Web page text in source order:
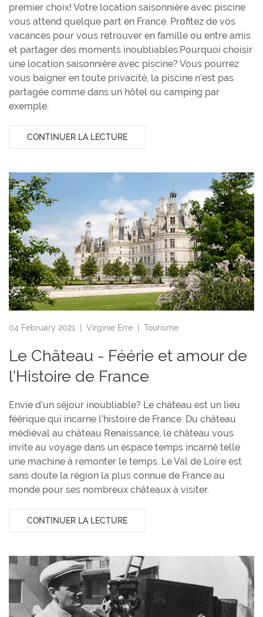
premier choix! Votre location saisonnière avec piscine
vous attend quelque part en France. Profitez de vos
vacances pour vous retrouver en famille ou entre amis
et partager des moments inoubliables.Pourquoi choisir
une location saisonnière avec piscine? Vous pourrez
vous baigner en toute privacité, la piscine n’est pas
partagée comme dans un hôtel ou camping par
exemple.
CONTINUER LA LECTURE
04 February 2021 | Virginie Erre Tourisme
Le Château - Féérie et amour de
l’Histoire de France
Envie d’un séjour inoubliable? Le château est un lieu
féérique qui incarne l’histoire de France. Du château
médiéval au château Renaissance, le château vous
invite au voyage dans un espace temps incarné telle
une machine à remonter le temps. Le Val de Loire est
sans doute la région la plus connue de France au
monde pour ses nombreux châteaux à visiter.
CONTINUER LA LECTURE